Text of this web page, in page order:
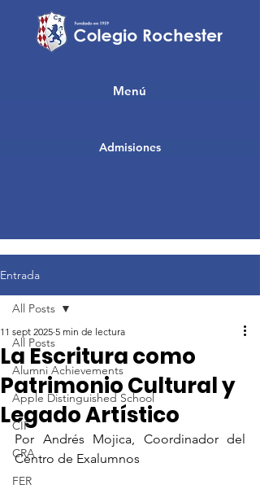
Admisiones
Menú
Entrada
All Posts
Alumni Achievements
Apple Distinguished School
CIF
CRA
FER
All Posts
La Escritura como
Patrimonio Cultural y
Legado Artístico
11 sept 2025 5 min de lectura
Por Andrés Mojica, Coordinador del
Centro de Exalumnos